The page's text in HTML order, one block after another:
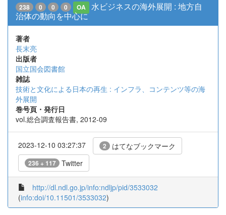
238 0 0 0 OA
水ビジネスの海外展開 : 地方自
治体の動向を中心に
著者
長末亮
出版者
国立国会図書館
雑誌
技術と文化による日本の再生 : インフラ、コンテンツ等の海
外展開
巻号頁・発行日
vol.総合調査報告書, 2012-09
2023-12-10 03:27:37 2 はてなブックマーク
236 + 117 Twitter
http://dl.ndl.go.jp/info:ndljp/pid/3533032
(info:doi/10.11501/3533032)